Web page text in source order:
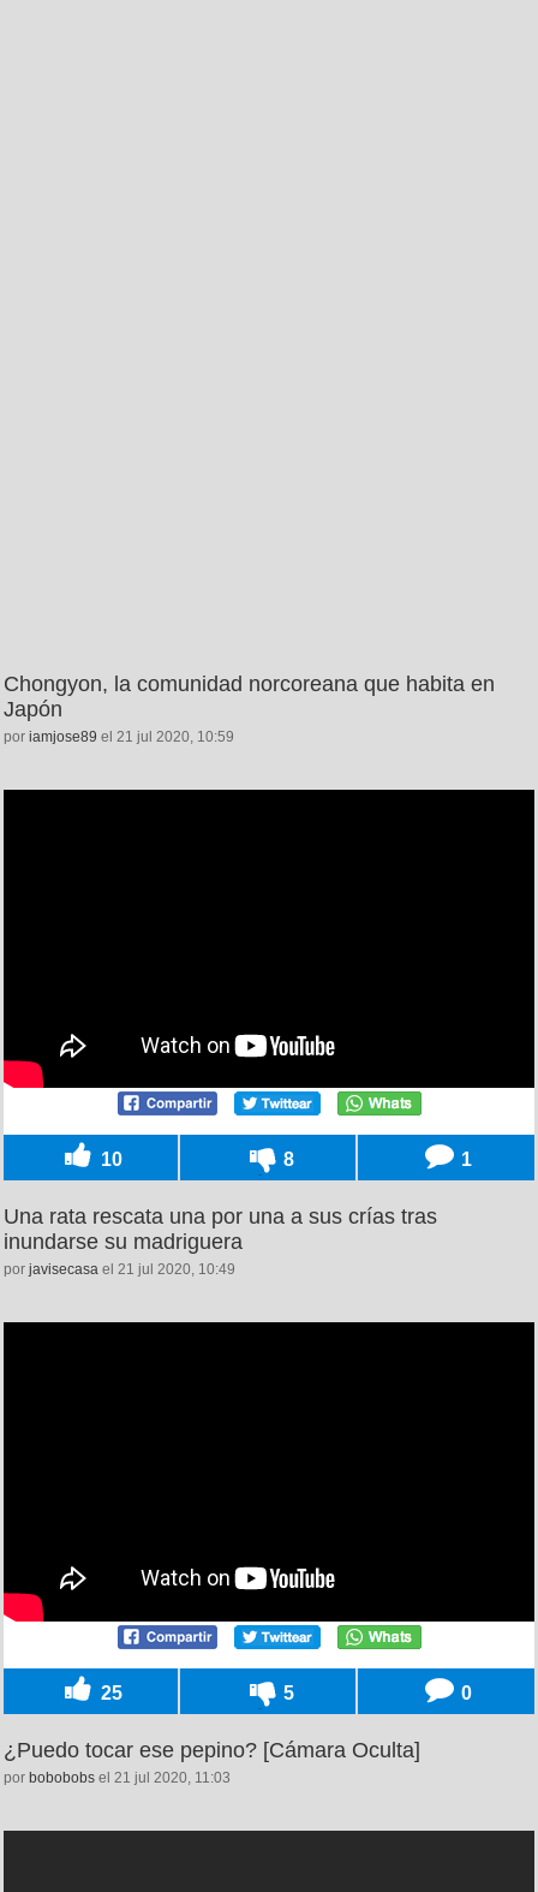
Chongyon, la comunidad norcoreana que habita en
Japón
por iamjose89 el 21 jul 2020, 10:59
10 8 1
Una rata rescata una por una a sus crías tras
inundarse su madriguera
por javisecasa el 21 jul 2020, 10:49
25 5 0
¿Puedo tocar ese pepino? [Cámara Oculta]
por bobobobs el 21 jul 2020, 11:03